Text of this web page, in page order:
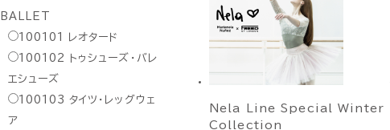
BALLET
100101
レオタード
100102
トゥシューズ・バレ
エシューズ
100103 タイツ・レッグウェ
ア
Nela Line Special Winter
Collection